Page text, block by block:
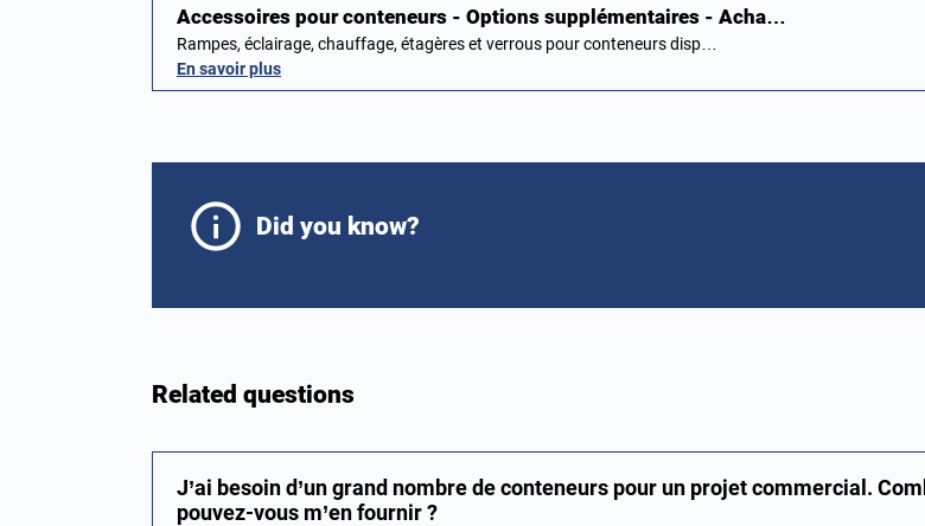
Accessoires pour conteneurs - Options supplémentaires - Acha…
Rampes, éclairage, chauffage, étagères et verrous pour conteneurs disp…
En savoir plus
Did you know?
Related questions
J’ai besoin d’un grand nombre de conteneurs pour un projet commercial.
pouvez-vous m’en fournir ?